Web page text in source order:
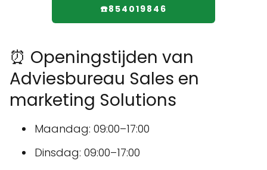
☎️854019846
⏰ Openingstijden van
Adviesbureau Sales en
marketing Solutions
Maandag: 09:00–17:00
Dinsdag: 09:00–17:00